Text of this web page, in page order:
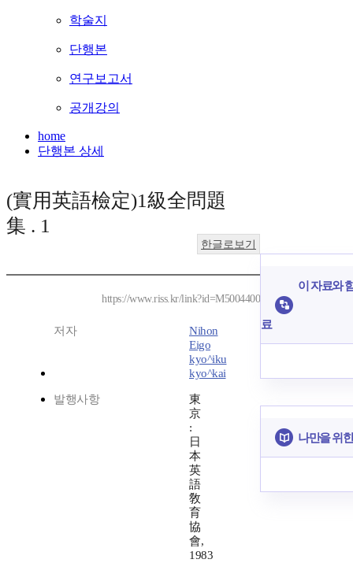
학술지
단행본
연구보고서
공개강의
home
단행본 상세
(實用英語檢定)1級全問題
集 . 1
한글로보기
https://www.riss.kr/link?id=M5004400
저자
Nihon
Eigo
kyo^iku
kyo^kai
발행사항
東
京
:
日
本
英
語
敎
育
協
會,
1983
이 자료와
료
나만을 위